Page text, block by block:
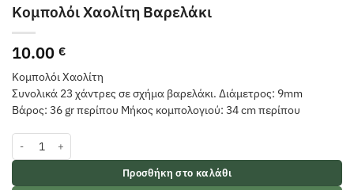
Κομπολόι Χαολίτη Βαρελάκι
10.00 €
Κομπολόι Χαολίτη
Συνολικά 23 χάντρες σε σχήμα βαρελάκι. Διάμετρος: 9mm
Βάρος: 36 gr περίπου Μήκος κομπολογιού: 34 cm περίπου
Κομπολόι Χαολίτη Βαρελάκι ποσότητα
Προσθήκη στο καλάθι